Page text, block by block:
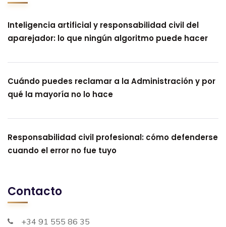
Inteligencia artificial y responsabilidad civil del
aparejador: lo que ningún algoritmo puede hacer
Cuándo puedes reclamar a la Administración y por
qué la mayoría no lo hace
Responsabilidad civil profesional: cómo defenderse
cuando el error no fue tuyo
Contacto
+34 91 555 86 35